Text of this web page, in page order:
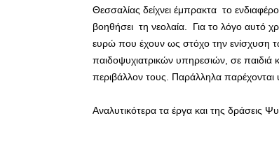
Θεσσαλίας δείχνει έμπρακτα το
βοηθήσει τη νεολαία. Για το λόγο αυτό
ευρώ που έχουν ως στόχο την ενίσχυση
παιδοψυχιατρικών υπηρεσιών, σε παιδιά
περιβάλλον τους. Παράλληλα παρέχονται
Αναλυτικότερα τα έργα και της δράσεις